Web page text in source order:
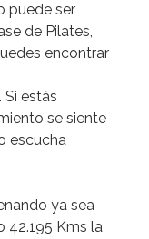
puede ser
de Pilates,
encontrar
Si estás
se siente
escucha
ya sea
42.195 Kms la